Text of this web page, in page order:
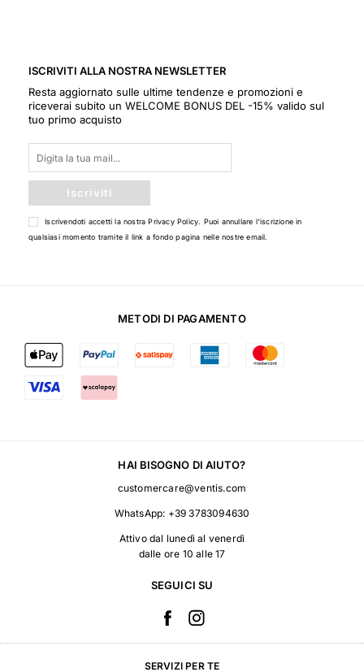
ISCRIVITI ALLA NOSTRA NEWSLETTER
Resta aggiornato sulle ultime tendenze e promozioni e
riceverai subito un WELCOME BONUS DEL -15% valido sul
tuo primo acquisto
Iscriviti
Iscrivendoti accetti la nostraPrivacy Policy . Puoi annullare l'iscrizione in
qualsiasi momento tramite il link a fondo pagina nelle nostre email.
METODI DI PAGAMENTO
HAI BISOGNO DI AIUTO?
customercare@ventis.com
WhatsApp: +39 3783094630
Attivo dal lunedì al venerdì
dalle ore 10 alle 17
SEGUICI SU
SERVIZI PER TE